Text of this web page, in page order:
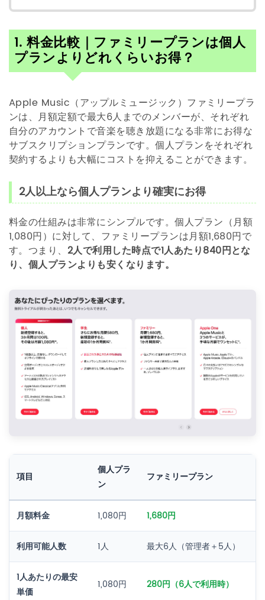
1. 料金比較｜ファミリープランは個人
プランよりどれくらいお得？
Apple Music（アップルミュージック）ファミリープラ
ンは、月額定額で最大6人までのメンバーが、それぞれ
自分のアカウントで音楽を聴き放題になる非常にお得な
サブスクリプションプランです。個人プランをそれぞれ
契約するよりも大幅にコストを抑えることができます。
2人以上なら個人プランより確実にお得
料金の仕組みは非常にシンプルです。個人プラン（月額
1,080円）に対して、ファミリープランは月額1,680円で
す。つまり、 2人で利用した時点で1人あたり840円とな
り、個人プランよりも安くなります。
項目
個人プラ
ン
ファミリープラン
月額料金 1,080円 1,680円
利用可能人数 1人 最大6人（管理者＋5人）
1人あたりの最安
単価
1,080円 280円（6人で利用時）